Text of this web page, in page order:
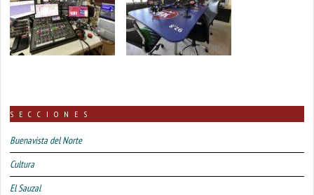
SECCIONES
Buenavista del Norte
Cultura
El Sauzal